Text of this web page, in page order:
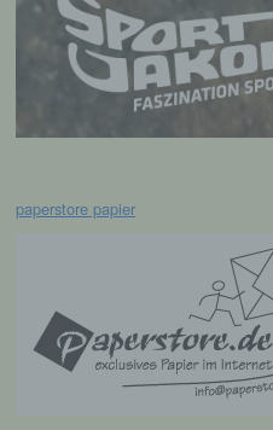
paperstore papier
Empfänger ist eine
Person, Behörde,
Stelle, der
offengelegt werden,
es sich bei ihr um
nicht. Behörden,
Mitgliedstaaten
personenbezogene
jedoch nicht als
j) Dritter
Dritter ist eine
Person, Behörde,